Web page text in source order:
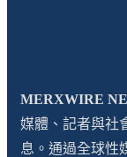
MERXWIRE
媒體、記者與社
息。通過全球性